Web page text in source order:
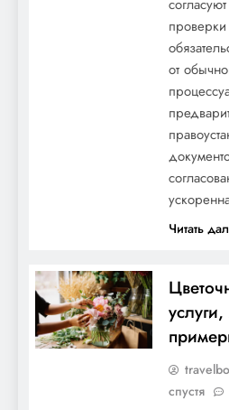
от
Читать
спустя